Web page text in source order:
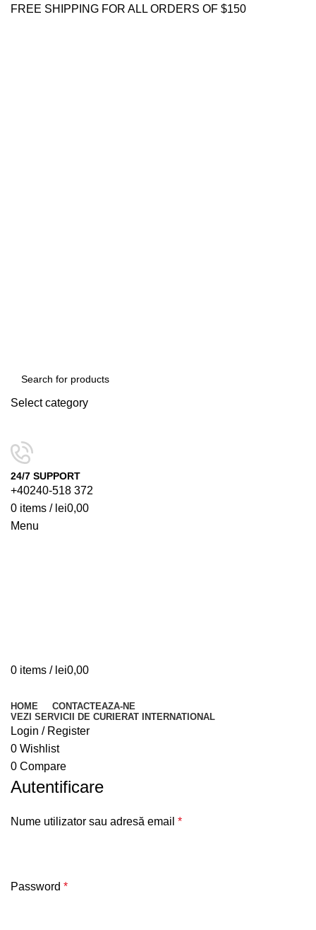
FREE SHIPPING FOR ALL ORDERS OF $150
Select category
24/7 SUPPORT
+40240-518 372
0 items / lei0,00
Menu
0 items / lei0,00
HOME
CONTACTEAZA-NE
VEZI SERVICII DE CURIERAT INTERNATIONAL
Login / Register
0 Wishlist
0 Compare
Autentificare
Nume utilizator sau adresă email *
Password *